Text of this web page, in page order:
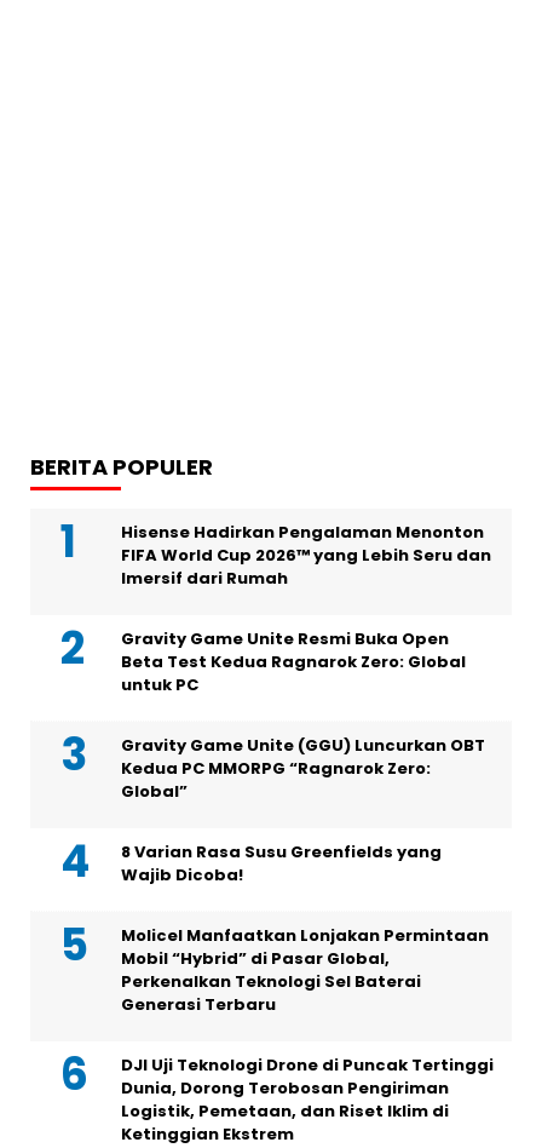
BERITA POPULER
Hisense Hadirkan Pengalaman Menonton
FIFA World Cup 2026™ yang Lebih Seru dan
Imersif dari Rumah
Gravity Game Unite Resmi Buka Open
Beta Test Kedua Ragnarok Zero: Global
untuk PC
Gravity Game Unite (GGU) Luncurkan OBT
Kedua PC MMORPG “Ragnarok Zero:
Global”
8 Varian Rasa Susu Greenfields yang
Wajib Dicoba!
Molicel Manfaatkan Lonjakan Permintaan
Mobil “Hybrid” di Pasar Global,
Perkenalkan Teknologi Sel Baterai
Generasi Terbaru
DJI Uji Teknologi Drone di Puncak Tertinggi
Dunia, Dorong Terobosan Pengiriman
Logistik, Pemetaan, dan Riset Iklim di
Ketinggian Ekstrem